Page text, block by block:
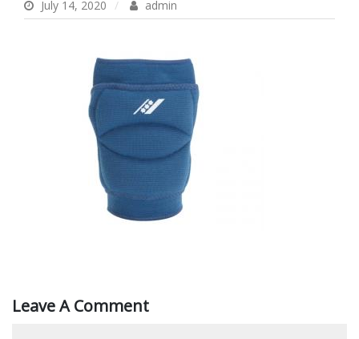
July 14, 2020 admin
Leave A Comment